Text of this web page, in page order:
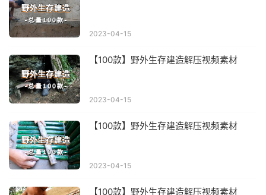
2023-04-15
【100款】野外生存建造解压视频素材
2023-04-15
【100款】野外生存建造解压视频素材
2023-04-15
【100款】野外生存建造解压视频素材